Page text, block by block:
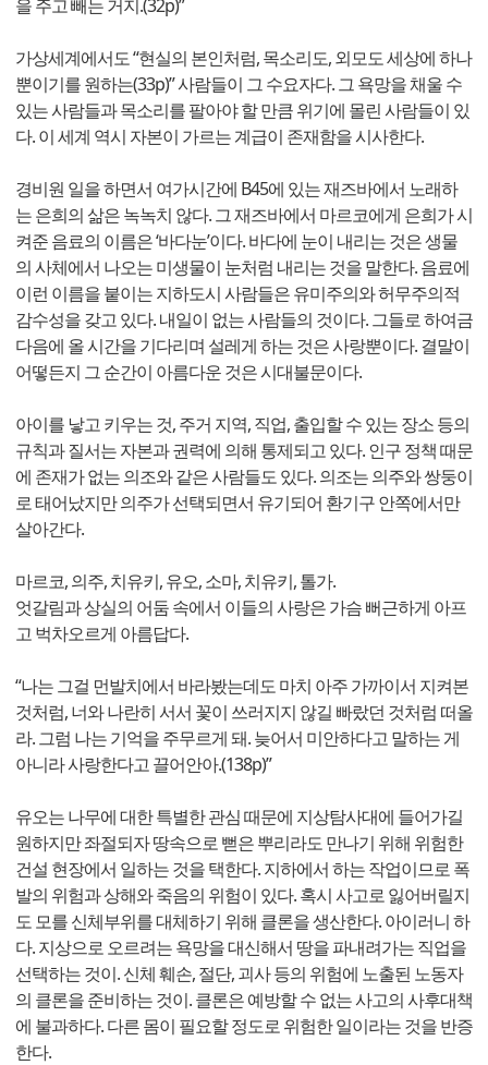
을 주고 빼는 거지.(32p)”
가상세계에서도 “현실의 본인처럼, 목소리도, 외모도 세상에 하나
뿐이기를 원하는(33p)” 사람들이 그 수요자다. 그 욕망을 채울 수
있는 사람들과 목소리를 팔아야 할 만큼 위기에 몰린 사람들이 있
다. 이 세계 역시 자본이 가르는 계급이 존재함을 시사한다.
경비원 일을 하면서 여가시간에 B45에 있는 재즈바에서 노래하
는 은희의 삶은 녹녹치 않다. 그 재즈바에서 마르코에게 은희가 시
켜준 음료의 이름은 ‘바다눈’이다. 바다에 눈이 내리는 것은 생물
의 사체에서 나오는 미생물이 눈처럼 내리는 것을 말한다. 음료에
이런 이름을 붙이는 지하도시 사람들은 유미주의와 허무주의적
감수성을 갖고 있다. 내일이 없는 사람들의 것이다. 그들로 하여금
다음에 올 시간을 기다리며 설레게 하는 것은 사랑뿐이다. 결말이
어떻든지 그 순간이 아름다운 것은 시대불문이다.
아이를 낳고 키우는 것, 주거 지역, 직업, 출입할 수 있는 장소 등의
규칙과 질서는 자본과 권력에 의해 통제되고 있다. 인구 정책 때문
에 존재가 없는 의조와 같은 사람들도 있다. 의조는 의주와 쌍둥이
로 태어났지만 의주가 선택되면서 유기되어 환기구 안쪽에서만
살아간다.
마르코, 의주, 치유키, 유오, 소마, 치유키, 톨가.
엇갈림과 상실의 어둠 속에서 이들의 사랑은 가슴 뻐근하게 아프
고 벅차오르게 아름답다.
“나는 그걸 먼발치에서 바라봤는데도 마치 아주 가까이서 지켜본
것처럼, 너와 나란히 서서 꽃이 쓰러지지 않길 빠랐던 것처럼 떠올
라. 그럼 나는 기억을 주무르게 돼. 늦어서 미안하다고 말하는 게
아니라 사랑한다고 끌어안아.(138p)”
유오는 나무에 대한 특별한 관심 때문에 지상탐사대에 들어가길
원하지만 좌절되자 땅속으로 뻗은 뿌리라도 만나기 위해 위험한
건설 현장에서 일하는 것을 택한다. 지하에서 하는 작업이므로 폭
발의 위험과 상해와 죽음의 위험이 있다. 혹시 사고로 잃어버릴지
도 모를 신체부위를 대체하기 위해 클론을 생산한다. 아이러니 하
다. 지상으로 오르려는 욕망을 대신해서 땅을 파내려가는 직업을
선택하는 것이. 신체 훼손, 절단, 괴사 등의 위험에 노출된 노동자
의 클론을 준비하는 것이. 클론은 예방할 수 없는 사고의 사후대책
에 불과하다. 다른 몸이 필요할 정도로 위험한 일이라는 것을 반증
한다.